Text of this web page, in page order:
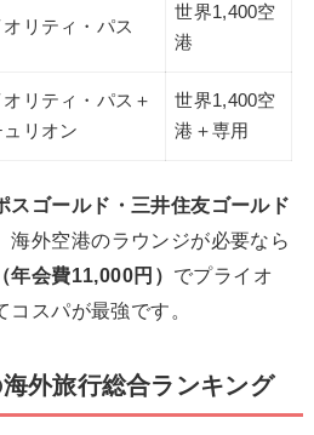
リティ・パス
世界1,400空
港
リティ・パス＋
リオン
世界1,400空
港＋専用
スゴールド・三井住友ゴールド
海外空港のラウンジが必要なら
会費11,000円） でプライオ
スパが最強です。
外旅行総合ランキング